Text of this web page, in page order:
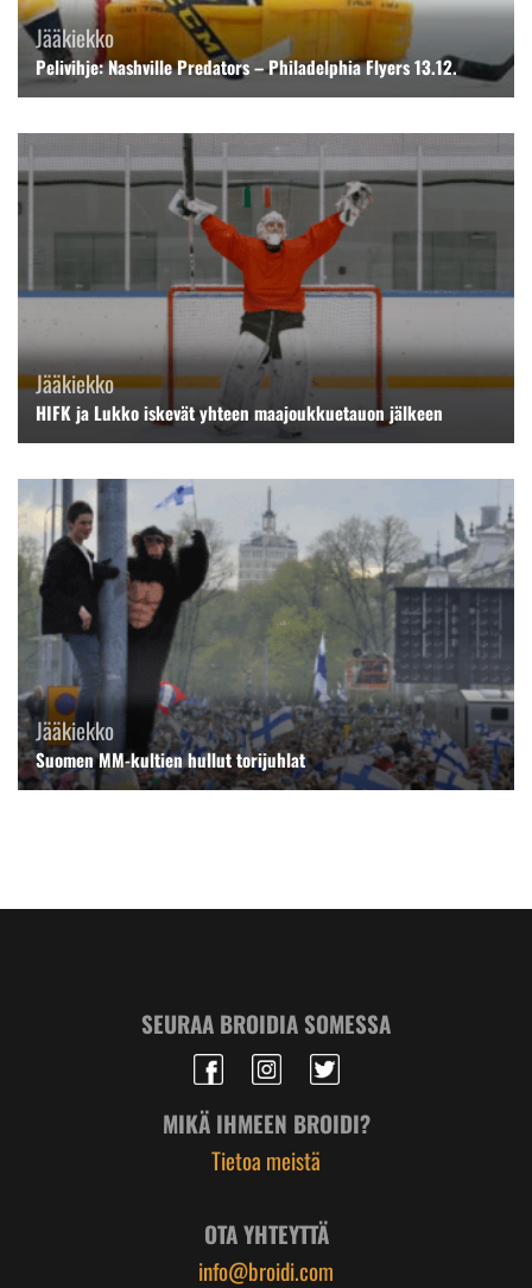
Jääkiekko
Pelivihje: Nashville Predators – Philadelphia Flyers 13.12.
Jääkiekko
HIFK ja Lukko iskevät yhteen maajoukkuetauon jälkeen
Jääkiekko
Suomen MM-kultien hullut torijuhlat
SEURAA BROIDIA SOMESSA
MIKÄ IHMEEN BROIDI?
Tietoa meistä
OTA YHTEYTTÄ
info@broidi.com